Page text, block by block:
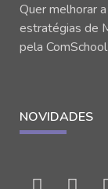
Quer melhorar
estratégias de
pela
NOVIDADES